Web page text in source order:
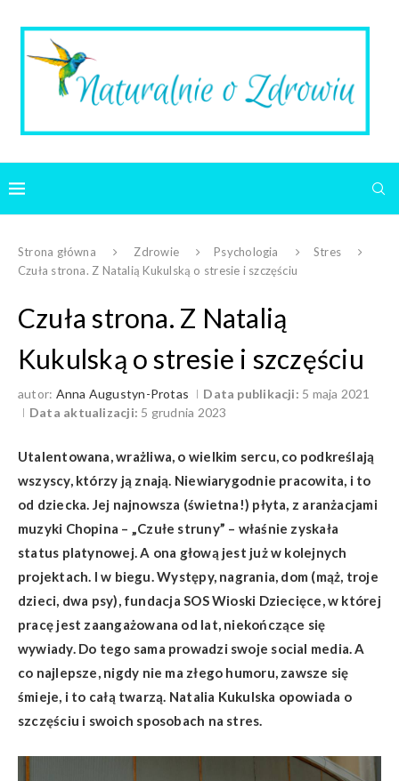
Strona główna Zdrowie Psychologia
Stres
Czuła strona. Z Natalią Kukulską o stresie i szczęściu
Czuła strona. Z Natalią
Kukulską o stresie i szczęściu
autor: Anna Augustyn-Protas Data publikacji: 5 maja 2021
Data aktualizacji: 5 grudnia 2023
Utalentowana, wrażliwa, o wielkim sercu, co podkreślają
wszyscy, którzy ją znają. Niewiarygodnie pracowita, i to
od dziecka. Jej najnowsza (świetna!) płyta, z aranżacjami
muzyki Chopina – „Czułe struny” – właśnie zyskała
status platynowej. A ona głową jest już w kolejnych
projektach. I w biegu. Występy, nagrania, dom (mąż, troje
dzieci, dwa psy), fundacja SOS Wioski Dziecięce, w której
pracę jest zaangażowana od lat, niekończące się
wywiady. Do tego sama prowadzi swoje social media. A
co najlepsze, nigdy nie ma złego humoru, zawsze się
śmieje, i to całą twarzą. Natalia Kukulska opowiada o
szczęściu i swoich sposobach na stres.